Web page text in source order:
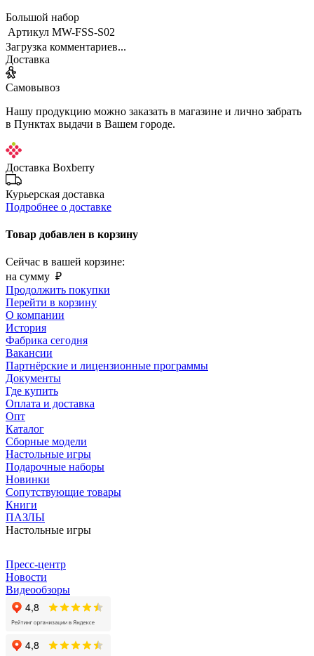
Большой набор
Артикул MW-FSS-S02
Загрузка комментариев...
Доставка
Самовывоз
Нашу продукцию можно заказать в магазине и лично забрать
в Пунктах выдачи в Вашем городе.
Доставка Boxberry
Курьерская доставка
Подробнее о доставке
Товар добавлен в корзину
Сейчас в вашей корзине:
на сумму ₽
Продолжить покупки
Перейти в корзину
О компании
История
Фабрика сегодня
Вакансии
Партнёрские и лицензионные программы
Документы
Где купить
Оплата и доставка
Опт
Каталог
Сборные модели
Настольные игры
Подарочные наборы
Новинки
Сопутствующие товары
Книги
ПАЗЛЫ
Настольные игры
Пресс-центр
Новости
Видеообзоры